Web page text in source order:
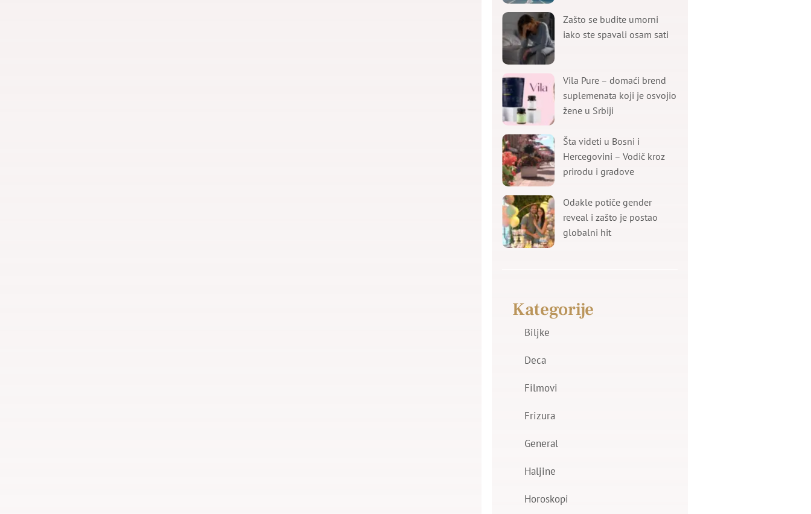
Zašto se budite umorni
iako ste spavali osam sati
Vila Pure – domaći brend
suplemenata koji je osvojio
žene u Srbiji
Šta videti u Bosni i
Hercegovini – Vodič kroz
prirodu i gradove
Odakle potiče gender
reveal i zašto je postao
globalni hit
Kategorije
Biljke
Deca
Filmovi
Frizura
General
Haljine
Horoskopi